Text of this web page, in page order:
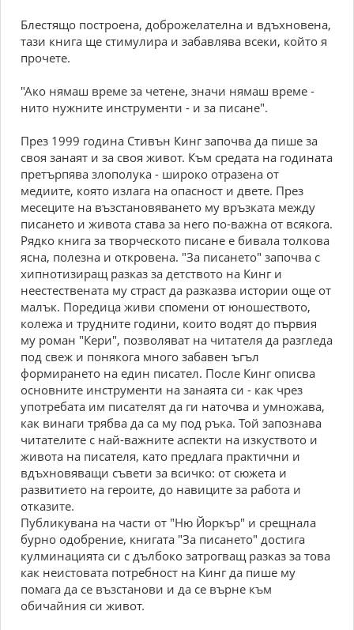
Блестящо построена, доброжелателна и вдъхновена,
тази книга ще стимулира и забавлява всеки, който я
прочете.
"Ако нямаш време за четене, значи нямаш време -
нито нужните инструменти - и за писане".
През 1999 година Стивън Кинг започва да пише за
своя занаят и за своя живот. Към средата на годината
претърпява злополука - широко отразена от
медиите, която излага на опасност и двете. През
месеците на възстановяването му връзката между
писането и живота става за него по-важна от всякога.
Рядко книга за творческото писане е бивала толкова
ясна, полезна и откровена. "За писането" започва с
хипнотизиращ разказ за детството на Кинг и
неестествената му страст да разказва истории още от
малък. Поредица живи спомени от юношеството,
колежа и трудните години, които водят до първия
му роман "Кери", позволяват на читателя да разгледа
под свеж и понякога много забавен ъгъл
формирането на един писател. После Кинг описва
основните инструменти на занаята си - как чрез
употребата им писателят да ги наточва и умножава,
как винаги трябва да са му под ръка. Той запознава
читателите с най-важните аспекти на изкуството и
живота на писателя, като предлага практични и
вдъхновяващи съвети за всичко: от сюжета и
развитието на героите, до навиците за работа и
отказите.
Публикувана на части от "Ню Йоркър" и срещнала
бурно одобрение, книгата "За писането" достига
кулминацията си с дълбоко затрогващ разказ за това
как неистовата потребност на Кинг да пише му
помага да се възстанови и да се върне към
обичайния си живот.